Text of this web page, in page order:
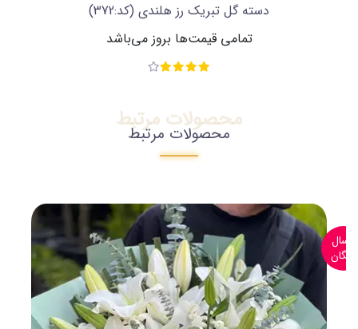
دسته گل تبریک رز هلندی (کد:372)
تمامی قیمت‌ها بروز می‌باشد
محصولات مرتبط
محصولات مرتبط
ارسال
رایگان